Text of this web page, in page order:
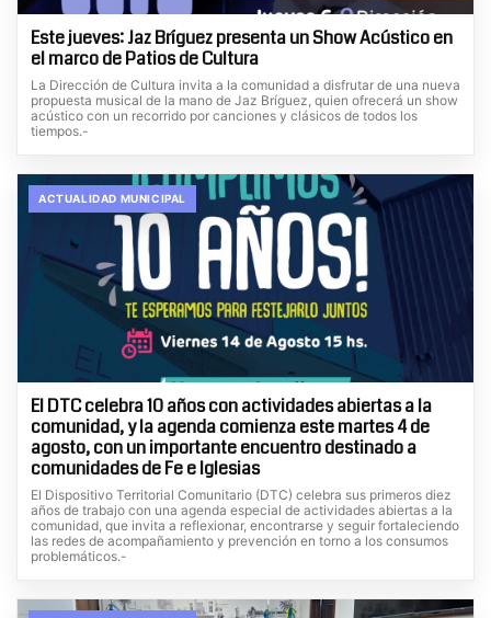
Este jueves: Jaz Bríguez presenta un Show Acústico en
el marco de Patios de Cultura
La Dirección de Cultura invita a la comunidad a disfrutar de una nueva
propuesta musical de la mano de Jaz Bríguez, quien ofrecerá un show
acústico con un recorrido por canciones y clásicos de todos los
tiempos.-
ACTUALIDAD MUNICIPAL
El DTC celebra 10 años con actividades abiertas a la
comunidad, y la agenda comienza este martes 4 de
agosto, con un importante encuentro destinado a
comunidades de Fe e Iglesias
El Dispositivo Territorial Comunitario (DTC) celebra sus primeros diez
años de trabajo con una agenda especial de actividades abiertas a la
comunidad, que invita a reflexionar, encontrarse y seguir fortaleciendo
las redes de acompañamiento y prevención en torno a los consumos
problemáticos.-